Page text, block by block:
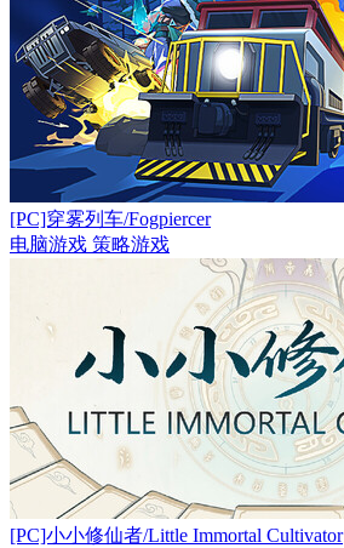
[PC]穿雾列车/Fogpiercer
电脑游戏 策略游戏
[PC]小小修仙者/Little Immortal Cultivator